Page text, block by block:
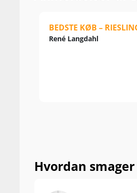
BEDSTE KØB –
René Langdahl
Hvordan